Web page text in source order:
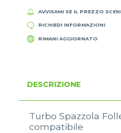
AVVISAMI SE IL PREZZO
RICHIEDI INFORMAZIONI
RIMANI AGGIORNATO
DESCRIZIONE
Turbo Spazzola
compatibile